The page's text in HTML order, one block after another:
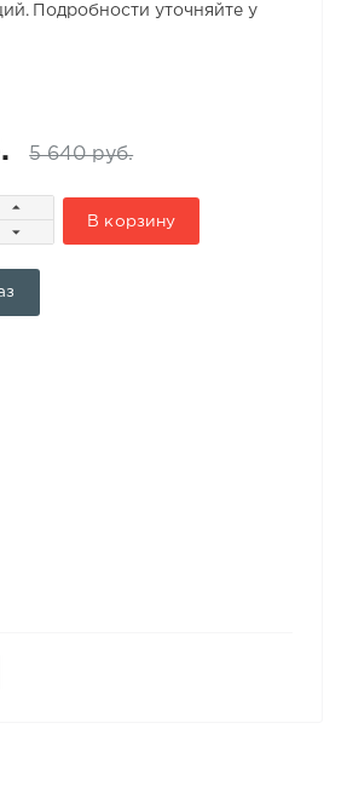
Подробности уточняйте у
5 640 руб.
В корзину